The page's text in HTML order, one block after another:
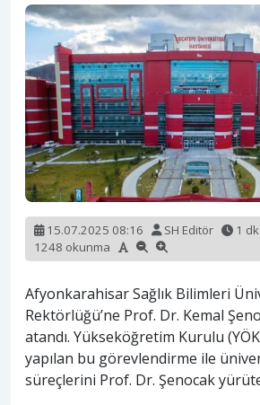
15.07.2025 08:16 SH Editör
1
1248 okunma
Afyonkarahisar Sağlık Bilimleri
Rektörlüğü’ne Prof. Dr. Kemal
atandı. Yükseköğretim Kurulu
yapılan bu görevlendirme ile
süreçlerini Prof. Dr. Şenocak